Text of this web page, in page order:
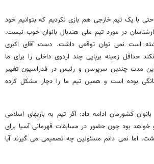
با یک تیم خارجی هم بازی نکردیم که بتوانیم خود
در مورد تیم ملی هندبال بانوان خوب نیست.
است نمی توان توقعی داشت. دست آقای اکبری
حداقل زمینه برپایی چند اردوی داخلی را برای ما
مدت چندین سرپرسن و رئیس در فدراسیون تغییر
بوده است و همین تیم ما را دچار مشکل کرده
کشورمان ادامه داد: اگر تیم به بازیهای اسلامی
بود چون حضور در مسابقات قهرمانی آسیا برای
اما نمی دانم مسئولین چه تصمیمی می گیرند آیا